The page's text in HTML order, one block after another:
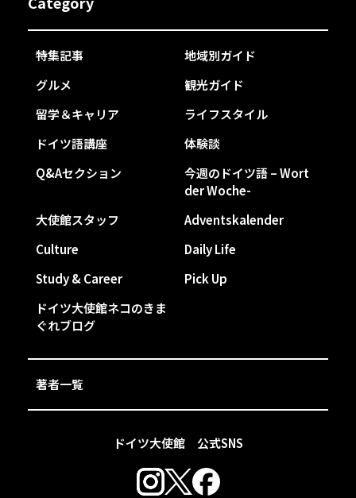
ドイツ大使館 公式SNS
特集記事
地域別ガイド
グルメ
観光ガイド
留学＆キャリア
ライフスタイル
ドイツ語講座
体験談
Q&Aセクション
今週のドイツ語 – Wort
der Woche-
大使館スタッフ
Adventskalender
Culture
Daily Life
Study & Career
Pick Up
ドイツ大使館ネコのきま
ぐれブログ
著者一覧